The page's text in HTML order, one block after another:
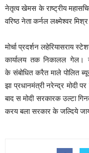
नेतृत्व खेमस के राष्ट्रीय
वरिष्ठ नेता कर्नल लक्ष्मेश्वर
मोर्चा प्रदर्शन लहेरियासराय
कार्यालय तक निकालल गेल।
के संबोधित करैत माले पोलित
झा प्रधानमंत्री नरेन्द्र
बाद स मोदी सरकारक उल्टा
करय बला सरकार के जल्दिये